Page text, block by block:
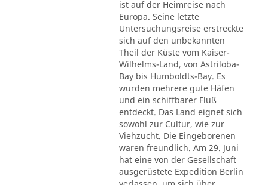
ist auf der Heimreise nach
Europa. Seine letzte
Untersuchungsreise erstreckte
sich auf den unbekannten
Theil der Küste vom Kaiser-
Wilhelms-Land, von Astriloba-
Bay bis Humboldts-Bay. Es
wurden mehrere gute Häfen
und ein schiffbarer Fluß
entdeckt. Das Land eignet sich
sowohl zur Cultur, wie zur
Viehzucht. Die Eingeborenen
waren freundlich. Am 29. Juni
hat eine von der Gesellschaft
ausgerüstete Expedition Berlin